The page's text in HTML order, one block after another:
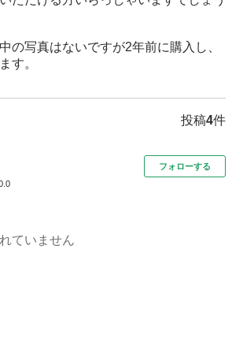
の写真はないですが2年前に購入し、
す。
投稿4件
フォローする
ていません